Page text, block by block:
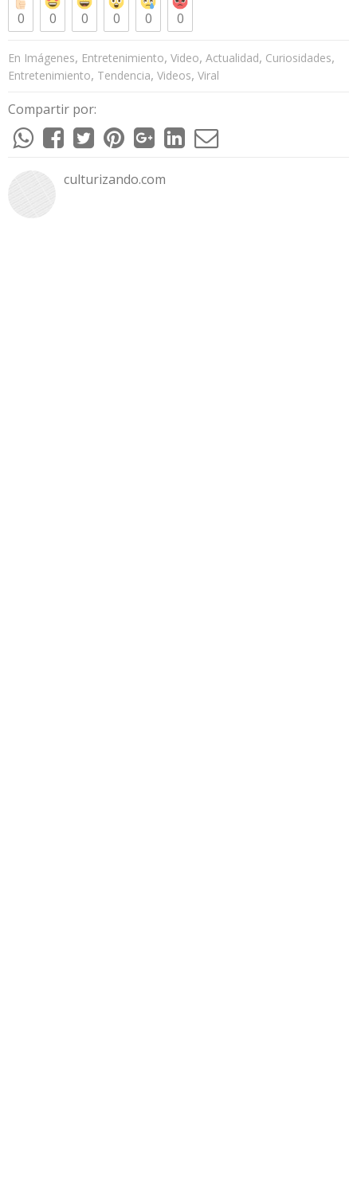
0 0 0 0 0 0
En Imágenes, Entretenimiento, Video, Actualidad, Curiosidades,
Entretenimiento, Tendencia, Videos, Viral
Compartir por:
culturizando.com